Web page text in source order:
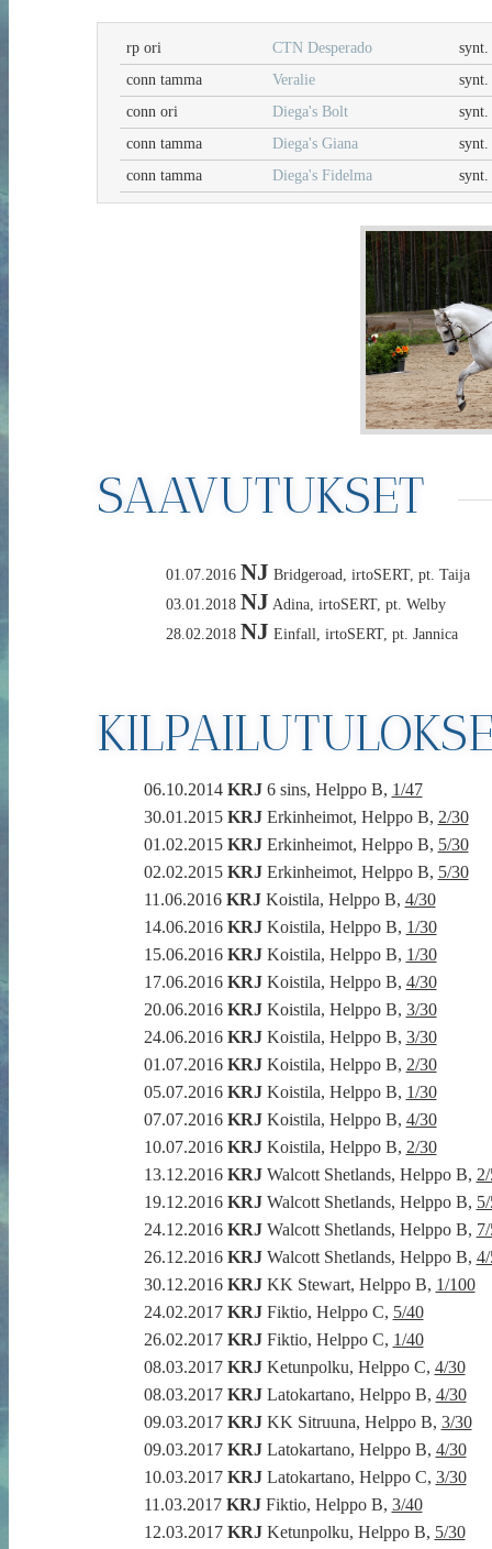
rp ori CTN Desperado
synt.
conn tamma
Veralie
synt.
conn ori
Diega's Bolt
synt.
conn tamma
Diega's Giana
synt.
conn tamma
Diega's Fidelma synt.
SAAVUTUKSET
01.07.2016 NJ Bridgeroad, irtoSERT, pt. Taija
03.01.2018 NJ Adina, irtoSERT, pt. Welby
28.02.2018 NJ Einfall, irtoSERT, pt. Jannica
06.10.2014 KRJ6 sins, Helppo B, 1/47
30.01.2015 KRJErkinheimot, Helppo B, 2/30
01.02.2015 KRJErkinheimot, Helppo B, 5/30
02.02.2015 KRJErkinheimot, Helppo B, 5/30
11.06.2016 KRJKoistila, Helppo B, 4/30
14.06.2016 KRJKoistila, Helppo B, 1/30
15.06.2016 KRJKoistila, Helppo B, 1/30
17.06.2016 KRJKoistila, Helppo B, 4/30
20.06.2016 KRJKoistila, Helppo B, 3/30
24.06.2016 KRJKoistila, Helppo B, 3/30
01.07.2016 KRJKoistila, Helppo B, 2/30
05.07.2016 KRJKoistila, Helppo B, 1/30
07.07.2016 KRJKoistila, Helppo B, 4/30
10.07.2016 KRJKoistila, Helppo B, 2/30
13.12.2016 KRJWalcott Shetlands, Helppo B,
19.12.2016 KRJWalcott Shetlands, Helppo B,
24.12.2016 KRJWalcott Shetlands, Helppo B,
26.12.2016 KRJWalcott Shetlands, Helppo B,
30.12.2016 KRJKK Stewart, Helppo B, 1/100
24.02.2017 KRJFiktio, Helppo C, 5/40
26.02.2017 KRJFiktio, Helppo C, 1/40
08.03.2017 KRJKetunpolku, Helppo C, 4/30
08.03.2017 KRJLatokartano, Helppo B, 4/30
09.03.2017 KRJKK Sitruuna, Helppo B, 3/30
09.03.2017 KRJLatokartano, Helppo B, 4/30
10.03.2017 KRJLatokartano, Helppo C, 3/30
11.03.2017 KRJFiktio, Helppo B, 3/40
12.03.2017 KRJKetunpolku, Helppo B, 5/30